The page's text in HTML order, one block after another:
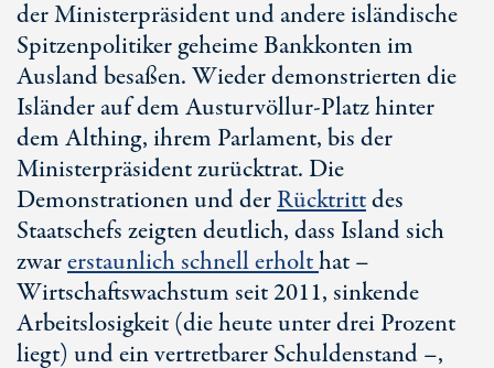
der Ministerpräsident und andere isländische
Spitzenpolitiker geheime Bankkonten im
Ausland besaßen. Wieder demonstrierten die
Isländer auf dem Austurvöllur-Platz hinter
dem Althing, ihrem Parlament, bis der
Ministerpräsident zurücktrat. Die
Demonstrationen und derRücktrittdes
Staatschefs zeigten deutlich, dass Island sich
zwarerstaunlich schnell erholthat –
Wirtschaftswachstum seit 2011, sinkende
Arbeitslosigkeit (die heute unter drei Prozent
liegt) und ein vertretbarer Schuldenstand –,